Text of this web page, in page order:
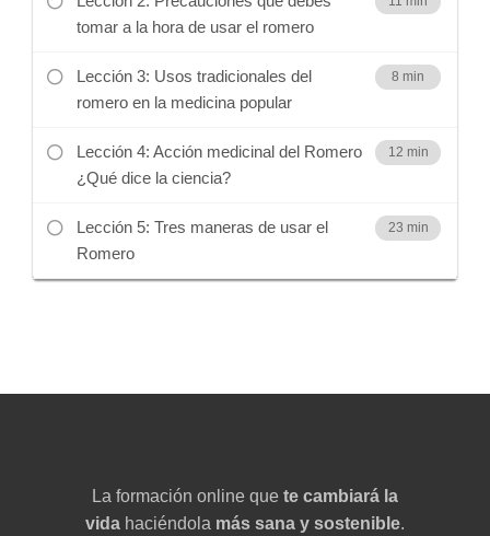
tomar a la hora de usar el romero
Lección 3: Usos tradicionales del
romero en la medicina popular
8 min
Lección 4: Acción medicinal del Romero
¿Qué dice la ciencia?
12 min
Lección 5: Tres maneras de usar el
Romero
23 min
La formación online que te cambiará la
vida haciéndola más sana y sostenible.